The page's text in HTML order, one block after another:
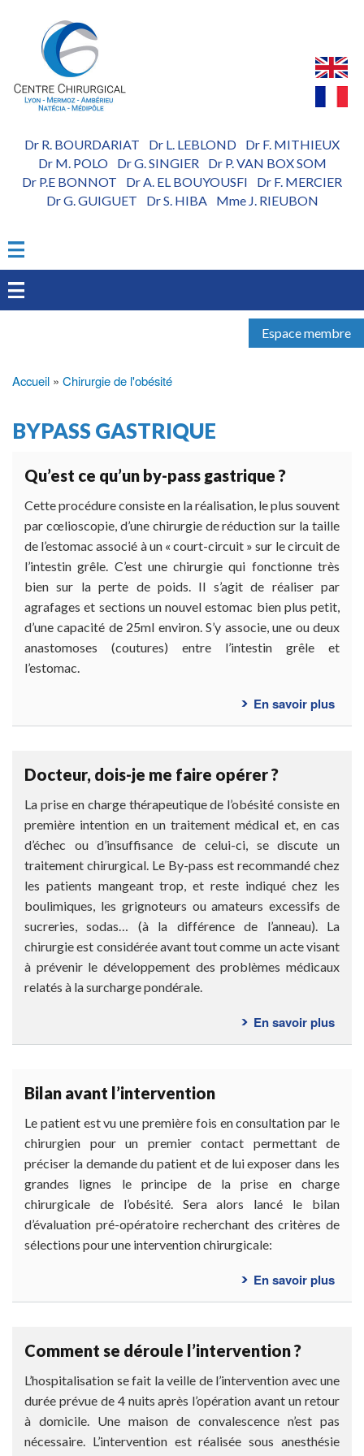
Dr R. BOURDARIAT Dr L. LEBLOND
Dr F. MITHIEUX
Dr M. POLO- Dr G. SINGIER- Dr P. VAN BOX SOM
Dr P.E BONNOT
Dr A. EL BOUYOUSFI
Dr F. MERCIER
Dr G. GUIGUET
Dr S. HIBA- Mme J. RIEUBON
Espace membre
d'Ariane
Accueil Chirurgie de l'obésité
BYPASS GASTRIQUE
Qu’est ce qu’un by-pass gastrique ?
Cette procédure consiste en la réalisation, le plus souvent
par cœlioscopie, d’une chirurgie de réduction sur la taille
de l’estomac associé à un « court-circuit » sur le circuit de
l’intestin grêle. C’est une chirurgie qui fonctionne très
bien sur la perte de poids. Il s’agit de réaliser par
agrafages et sections un nouvel estomac bien plus petit,
d’une capacité de 25ml environ. S’y associe, une ou deux
anastomoses (coutures) entre l’intestin grêle et
l’estomac.
En savoir plussur
pass
?
Docteur, dois-je me faire opérer ?
La prise en charge thérapeutique de l’obésité consiste en
première intention en un traitement médical et, en cas
d’échec ou d’insuffisance de celui-ci, se discute un
traitement chirurgical. Le By-pass est recommandé chez
les patients mangeant trop, et reste indiqué chez les
boulimiques, les grignoteurs ou amateurs excessifs de
sucreries, sodas… (à la différence de l’anneau). La
chirurgie est considérée avant tout comme un acte visant
à prévenir le développement des problèmes médicaux
relatés à la surcharge pondérale.
En savoir plussur
faire
?
Bilan avant l’intervention
Le patient est vu une première fois en consultation par le
chirurgien pour un premier contact permettant de
préciser la demande du patient et de lui exposer dans les
grandes lignes le principe de la prise en charge
chirurgicale de l’obésité. Sera alors lancé le bilan
d’évaluation pré-opératoire recherchant des critères de
sélections pour une intervention chirurgicale:
En savoir plussur
Bilan
Comment se déroule l’intervention ?
L’hospitalisation se fait la veille de l’intervention avec une
durée prévue de 4 nuits après l’opération avant un retour
à domicile. Une maison de convalescence n’est pas
nécessaire. L’intervention est réalisée sous anesthésie